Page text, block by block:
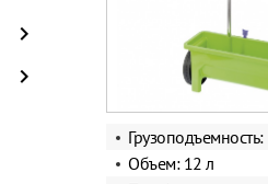
Грузоподъемность:
Объем: 12 л